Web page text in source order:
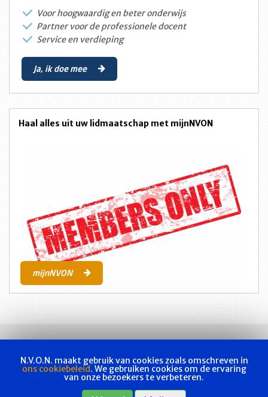
Voor hoogwaardig en beter onderwijs
Partner voor de professionele docent
Service en verdieping
Ja, ik doe mee
Haal alles uit uw lidmaatschap met mijnNVON
mijnNVON
Actueel Les & examen Bladen
N.V.O.N. maakt gebruik van cookies zoals omschreven in
ons cookiebeleid. We gebruiken cookies om de ervaring
van onze bezoekers te verbeteren.